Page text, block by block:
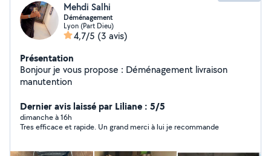
Mehdi Salhi
Déménagement
Lyon (Part Dieu)
4,7/5 (3 avis)
Présentation
Bonjour je vous propose : Déménagement livraison
manutention
Dernier avis laissé par Liliane : 5/5
dimanche à 16h
Tres efficace et rapide. Un grand merci à lui je recommande